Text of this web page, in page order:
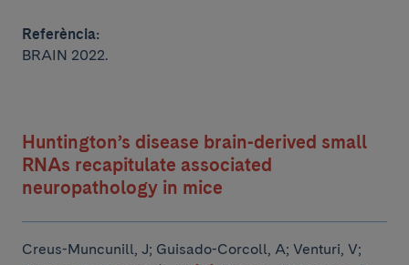
Referència:
BRAIN 2022.
Huntington’s disease brain-derived small
RNAs recapitulate associated
neuropathology in mice
Creus-Muncunill, J; Guisado-Corcoll, A; Venturi, V;